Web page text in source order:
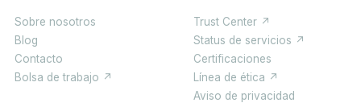
Sobre nosotros
Blog
Contacto
Bolsa de trabajo ↗
Trust Center ↗
Status de servicios ↗
Certificaciones
Línea de ética ↗
Aviso de privacidad